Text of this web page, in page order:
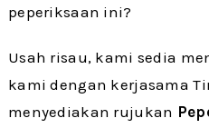
peperiksaan ini?
Usah risau, kami sedia
kami dengan kerjasama
menyediakan rujukan